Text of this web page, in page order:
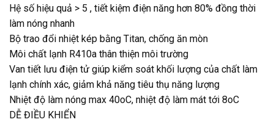
Hệ số hiệu quả > 5 , tiết kiệm điện năng hơn 80% đồng thời
làm nóng nhanh
Bộ trao đổi nhiệt kép bằng Titan, chống ăn mòn
Môi chất lạnh R410a thân thiện môi trường
Van tiết lưu điện tử giúp kiểm soát khối lượng của chất làm
lạnh chính xác, giảm khả năng tiêu thụ năng lượng
Nhiệt độ làm nóng max 40oC, nhiệt độ làm mát tới 8oC
DỄ ĐIỀU KHIỂN